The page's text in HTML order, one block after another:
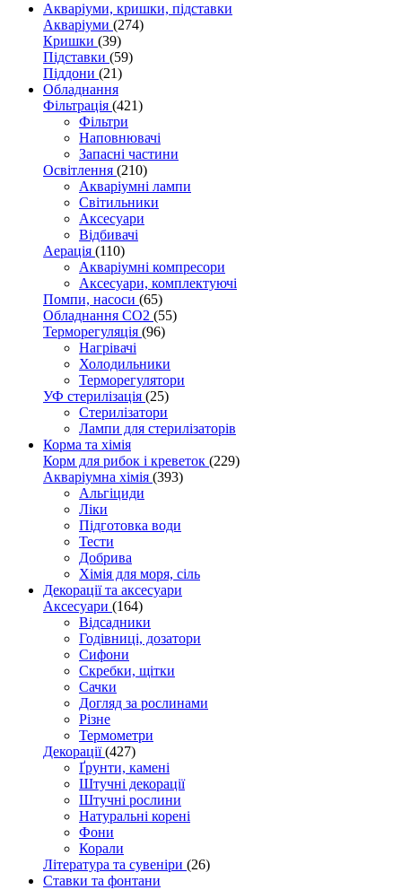
Акваріуми, кришки, підставки
Акваріуми (274)
Кришки (39)
Підставки (59)
Піддони (21)
Обладнання
Фільтрація (421)
Фільтри
Наповнювачі
Запасні частини
Освітлення (210)
Акваріумні лампи
Світильники
Аксесуари
Відбивачі
Аерація (110)
Акваріумні компресори
Аксесуари, комплектуючі
Помпи, насоси (65)
Обладнання CO2 (55)
Терморегуляція (96)
Нагрівачі
Холодильники
Терморегулятори
УФ стерилізація (25)
Стерилізатори
Лампи для стерилізаторів
Корма та хімія
Корм для рибок і креветок (229)
Акваріумна хімія (393)
Альгіциди
Ліки
Підготовка води
Тести
Добрива
Хімія для моря, сіль
Декорації та аксесуари
Аксесуари (164)
Відсадники
Годівниці, дозатори
Сифони
Скребки, щітки
Сачки
Догляд за рослинами
Різне
Термометри
Декорації(427)
Ґрунти, камені
Штучні декорації
Штучні рослини
Натуральні корені
Фони
Корали
Література та сувеніри (26)
Ставки та фонтани